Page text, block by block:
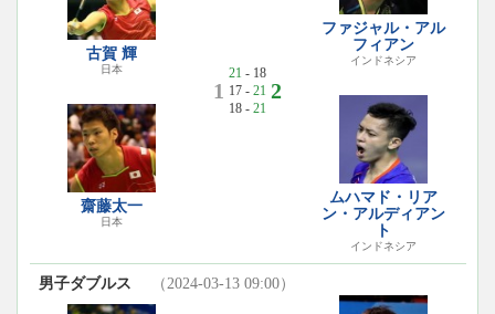
古賀 輝
日本
齋藤太一
日本
1
21 - 18
17 - 21
18 - 21
2
ファジャル・アル
フィアン
インドネシア
ムハマド・リア
ン・アルディアン
ト
インドネシア
男子ダブルス （2024-03-13 09:00）